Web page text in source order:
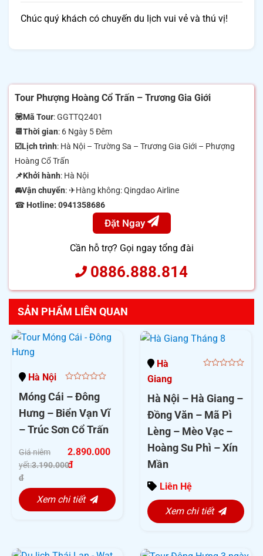
Chúc quý khách có chuyến du lịch vui vẻ và thú vị!
Tour Phượng Hoàng Cổ Trấn – Trương Gia Giới
💟Mã Tour: GGTTQ2401
📆Thời gian: 6 Ngày 5 Đêm
☑️Lịch trình: Hà Nội – Trường Sa – Trương Gia Giới – Phượng
Hoàng Cổ Trấn
📌Khởi hành: Hà Nội
🚘Vận chuyển: ✈Hàng không: Qingdao Airline
☎ Hotline: 0941358686
Đặt Ngay
Cần hỗ trợ? Gọi ngay tổng đài
0886.888.814
SẢN PHẨM LIÊN QUAN
Hà Nội
out
5
Móng Cái – Đông
Hưng – Biển Vạn Vĩ
– Trúc Sơn Cổ Trấn
2.890.000
đ
Giá niêm
yết:3.190.000
đ
Xem chi tiết
Hà
Giang
5
Hà Nội – Hà Giang –
Đồng Văn – Mã Pì
Lèng – Mèo Vạc –
Hoàng Su Phì – Xín
Mần
Liên Hệ
Xem chi tiết